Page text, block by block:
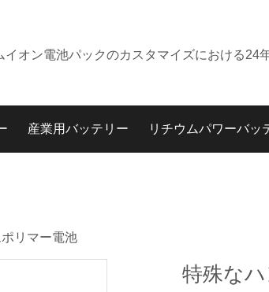
イオン電池パックのカスタマイズにおける24
産業用バッテリー リチウムパワーバッ
リマー電池
特殊な